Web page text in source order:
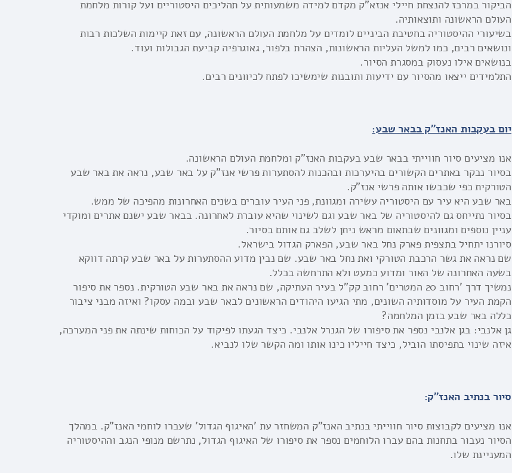
הביקור במרכז להנצחת חיילי אנזא"ק מקדם למידה משמעותית על תהליכים היסטוריים ועל קורות מלחמת
העולם הראשונה ותוצאותיה.
בשיעורי ההיסטוריה בחטיבת הביניים לומדים על מלחמת העולם הראשונה, עם זאת קיימות השלכות רבות
ונושאים רבים, כמו למשל העליות הראשונות, הצהרת בלפור, גאוגרפיה קביעת הגבולות ועוד.
בנושאים אילו נעסוק במסגרת הסיור.
התלמידים ייצאו מהסיור עם ידיעות ותובנות שימשיכו לפתח לכיוונים רבים.
יום בעקבות האנז"ק בבאר שבע:
אנו מציעים סיור חווייתי בבאר שבע בעקבות האנז"ק ומלחמת העולם הראשונה.
בסיור נבקר באתרים הקשורים בהיערכות ובהכנות להסתערות פרשי אנז"ק על באר שבע, נראה את באר שבע
הטורקית כפי שכבשו אותה פרשי אנז"ק.
באר שבע היא עיר עם היסטוריה עשירה ומגוונת, פני העיר עוברים בשנים האחרונות מהפיכה של ממש.
בסיור נתייחס גם להיסטוריה של באר שבע וגם לשינוי שהיא עוברת לאחרונה. בבאר שבע ישנם אתרים ומוקדי
עניין נוספים ומגוונים שבתאום מראש ניתן לשלב גם אותם בסיור.
סיורנו יתחיל בתצפית פארק נחל באר שבע, הפארק הגדול בישראל.
שם נראה את גשר הרכבת הטורקי ואת נחל באר שבע. שם נבין מדוע ההסתערות על באר שבע קרתה דווקא
בשעה האחרונה של האור ומדוע כמעט ולא התרחשה בכלל.
נמשיך דרך 'רחוב 20 המטרים' רחוב קק"ל בעיר העתיקה, שם נראה את באר שבע הטורקית. נספר את סיפור
הקמת העיר על מוסדותיה השונים, מתי הגיעו היהודים הראשונים לבאר שבע ובמה עסקו? ואיזה מבני ציבור
כללה באר שבע בזמן המלחמה?
גן אלנבי: בגן אלנבי נספר את סיפורו של הגנרל אלנבי. כיצד הגעתו לפיקוד על הכוחות שינתה את פני המערכה,
איזה שינוי בתפיסתו הוביל, כיצד חייליו כינו אותו ומה הקשר שלו לנביא.
סיור בנתיב האנז"ק:
אנו מציעים לקבוצות סיור חווייתי בנתיב האנז"ק המשחזר עת 'האיגוף הגדול' שעברו לוחמי האנז"ק. במהלך
הסיור נעבור בתחנות בהם עברו הלוחמים נספר את סיפורו של האיגוף הגדול, נתרשם מנופי הנגב וההיסטוריה
המעניינת שלו.